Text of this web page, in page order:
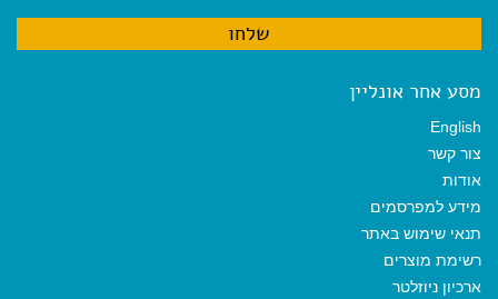
מסע אחר אונליין
English
צור קשר
אודות
מידע למפרסמים
תנאי שימוש באתר
רשימת מוצרים
ארכיון ניוזלטר